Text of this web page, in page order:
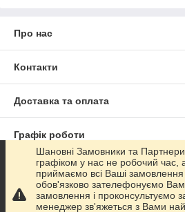
Про нас
Контакти
Доставка та оплата
Графік роботи
Повна версія сайту
Сайт створено на маркетплейсі
Шановні Замовники та
графіком у нас не робочий час,
приймаємо всі Ваші
обов'язково зателефонуємо
замовлення і проконсультуємо
менеджер зв'яжеться з Вами